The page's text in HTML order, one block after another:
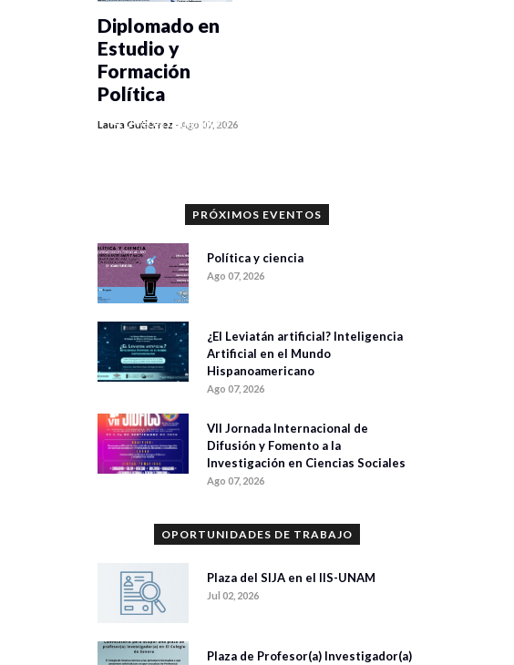
0 veces compartido
Diplomado en
Estudio y
Formación
Política
Laura Gutiérrez -Ago 07, 2026
PRÓXIMOS EVENTOS
Política y ciencia
Ago 07, 2026
¿El Leviatán artificial? Inteligencia
Artificial en el Mundo
Hispanoamericano
Ago 07, 2026
VII Jornada Internacional de
Difusión y Fomento a la
Investigación en Ciencias Sociales
Ago 07, 2026
OPORTUNIDADES DE TRABAJO
Plaza del SIJA en el IIS-UNAM
Jul 02, 2026
Plaza de Profesor(a) Investigador(a)